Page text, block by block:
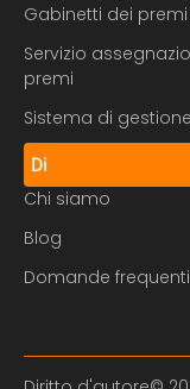
Gabinetti dei premi
Servizio
premi
Sistema di gestione
Di
Chi siamo
Blog
Domande frequenti